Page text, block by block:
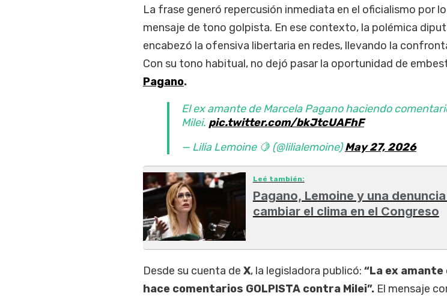
La frase generó repercusión inmediata en el oficialismo por
mensaje de tono golpista. En ese contexto, la polémica
encabezó la ofensiva libertaria en redes, llevando la
Con su tono habitual, no dejó pasar la oportunidad de
Pagano.
El ex amante de Marcela Pagano haciendo
Milei. pic.twitter.com/bkJtcUAFhF
— Lilia Lemoine 🍋 (@lilialemoine)May 27, 2026
Leé también:
Pagano, Lemoine y una
cambiar el clima en el Congreso
Desde su cuenta de X, la legisladora publicó: “La ex amante
hace comentarios GOLPISTA contra Milei”. El mensaje